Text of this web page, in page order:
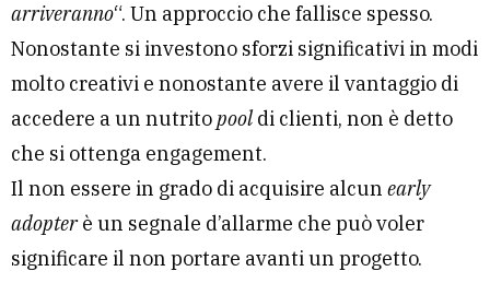
arriveranno“. Un approccio che fallisce spesso.
Nonostante si investono sforzi significativi in modi
molto creativi e nonostante avere il vantaggio di
accedere a un nutritopooldi clienti, non è detto
che si ottenga engagement.
Il non essere in grado di acquisire alcun early
adopterè un segnale d’allarme che può voler
significare il non portare avanti un progetto.